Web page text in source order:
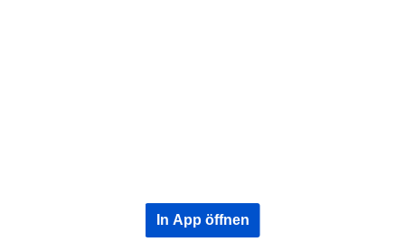
In App öffnen